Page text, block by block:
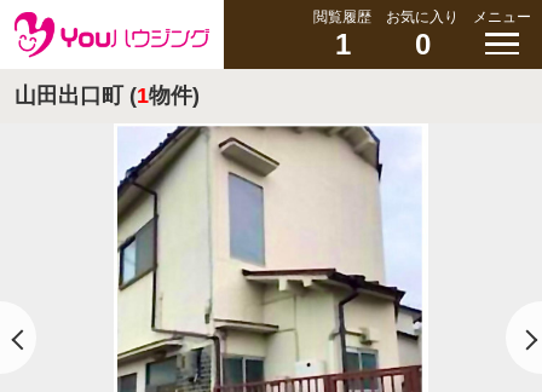
閲覧履歴
1
お気に入り
0
メニュー
山田出口町 (1物件)